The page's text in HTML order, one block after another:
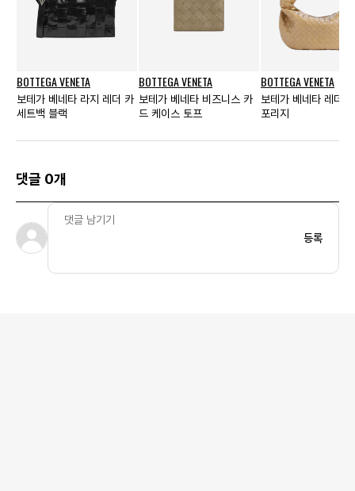
BOTTEGA VENETA
보테가 베네타 라지 레더 카
세트백 블랙
BOTTEGA VENETA
보테가 베네타 비즈니스 카
드 케이스 토프
BOTTEGA VENETA
보테가 베네타 레더
포리지
댓글 0개
등록